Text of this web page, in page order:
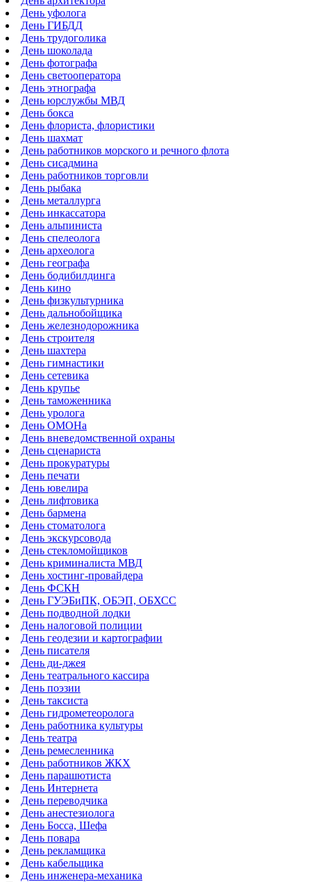
День уфолога
День ГИБДД
День трудоголика
День шоколада
День фотографа
День светооператора
День этнографа
День юрслужбы МВД
День бокса
День флориста, флористики
День шахмат
День работников морского и речного флота
День сисадмина
День работников торговли
День рыбака
День металлурга
День инкассатора
День альпиниста
День спелеолога
День археолога
День географа
День бодибилдинга
День кино
День физкультурника
День дальнобойщика
День железнодорожника
День строителя
День шахтера
День гимнастики
День сетевика
День крупье
День таможенника
День уролога
День ОМОНа
День вневедомственной охраны
День сценариста
День прокуратуры
День печати
День ювелира
День лифтовика
День бармена
День стоматолога
День экскурсовода
День стекломойщиков
День криминалиста МВД
День хостинг-провайдера
День ФСКН
День ГУЭБиПК, ОБЭП, ОБХСС
День подводной лодки
День налоговой полиции
День геодезии и картографии
День писателя
День ди-джея
День театрального кассира
День поэзии
День таксиста
День гидрометеоролога
День работника культуры
День театра
День ремесленника
День работников ЖКХ
День парашютиста
День Интернета
День переводчика
День анестезиолога
День Босса, Шефа
День повара
День рекламщика
День кабельщика
День инженера-механика